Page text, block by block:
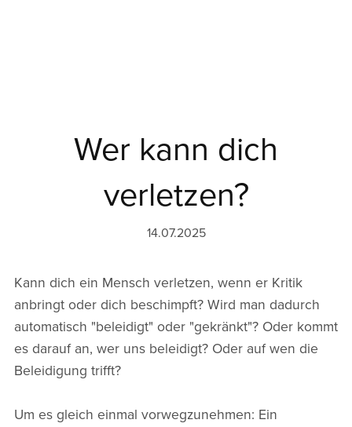
Wer kann dich
verletzen?
14.07.2025
Kann dich ein Mensch verletzen, wenn er Kritik
anbringt oder dich beschimpft? Wird man dadurch
automatisch "beleidigt" oder "gekränkt"? Oder kommt
es darauf an, wer uns beleidigt? Oder auf wen die
Beleidigung trifft?
Um es gleich einmal vorwegzunehmen: Ein